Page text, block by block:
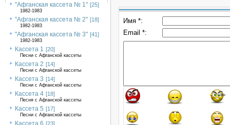
"Афганская кассета № 1" [25]
1982-1983
"Афганская кассета № 2" [18]
1982-1983
"Афганская кассета № 3" [41]
1982-1983
Кассета 1 [20]
Песни с Афганской кассеты
Кассета 2 [14]
Песни с Афганской кассеты
Кассета 3 [14]
Песни с Афганской кассеты
Кассета 4 [18]
Песня с Афганской кассеты
Кассета 5 [17]
Песни с Афганской кассеты
Кассета 6 [23]
Имя *:
Email *: